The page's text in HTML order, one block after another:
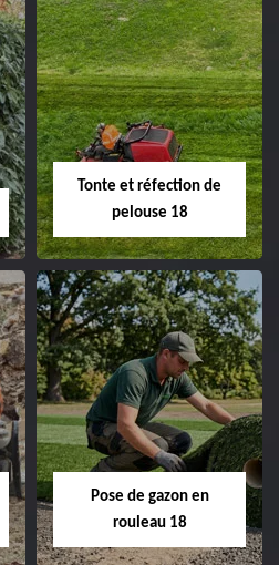
Abattage d'arbres
18
Entreprise abattage
Tonte et réfection de
pelouse 18
Tonte et réfection
de pelouse 18
Entreprise tonte et
Cher tel: 02.52.56.49.40
Pose de gazon en
rouleau 18